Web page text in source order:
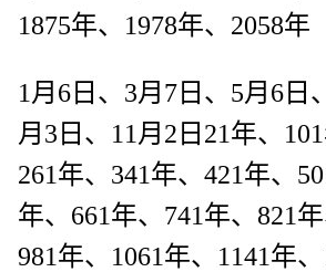
1875年、1978年、2058年
1月6日、3月7日、5月6日
月3日、11月2日21年、101
261年、341年、421年、
年、661年、741年、821年
981年、1061年、1141年、